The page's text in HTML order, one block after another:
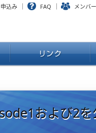
込み FAQ メンバ
および2を